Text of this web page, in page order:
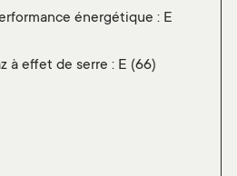
énergétique : E
à effet de serre : E (66)